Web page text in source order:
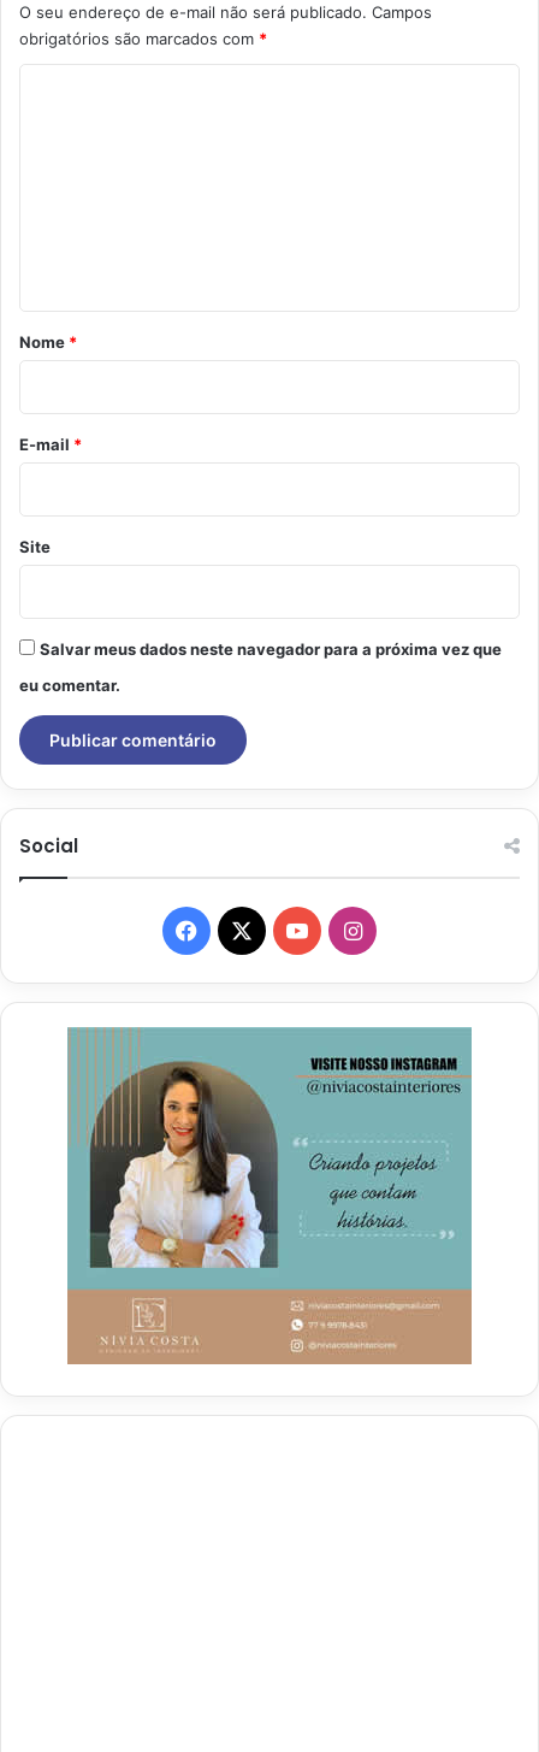
O seu endereço de e-mail não será publicado. Campos
obrigatórios são marcados com *
r
o
*
Nome *
E-mail *
Site
Salvar meus dados neste navegador para a próxima vez que
eu comentar.
Social
Facebook
X YouTubeInstagram